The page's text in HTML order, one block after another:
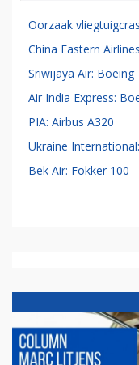
Oorzaak
China Eastern
Sriwijaya Air: Boeing
Air India Express:
PIA: Airbus A320
Ukraine
Bek Air: Fokker 100